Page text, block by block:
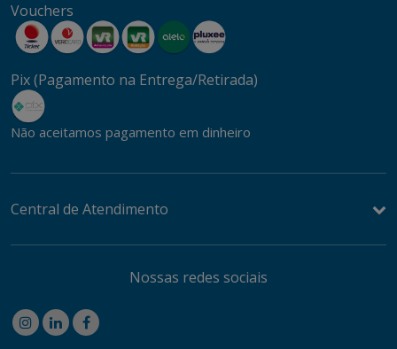
Vouchers
Pix (Pagamento na Entrega/Retirada)
Não aceitamos pagamento em dinheiro
Central de Atendimento
Nossas redes sociais